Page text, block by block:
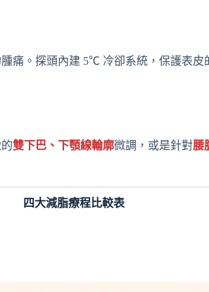
痛。探頭內建 5℃ 冷卻系統，保護表皮
雙下巴、下顎線輪廓微調，或是針對腰
四大減脂療程比較表